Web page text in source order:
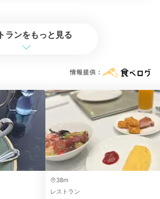
は朝食を食べに外に出ました。
宿を出発
ウト
ランをもっと見る
情報提供：
38m
レストラン